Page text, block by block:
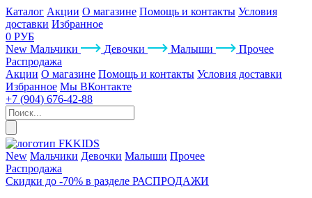
Каталог Акции О магазине Помощь и контакты Условия
доставки Избранное
0 РУБ
New Мальчики Девочки Малыши
Прочее
Распродажа
Акции О магазине Помощь и контакты Условия доставки
Избранное Мы ВКонтакте
+7 (904) 676-42-88
New Мальчики Девочки Малыши Прочее
Распродажа
Скидки до -70% в разделе РАСПРОДАЖИ